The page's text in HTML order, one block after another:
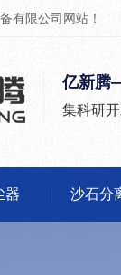
有限公司网站！
亿新腾
集科研
器 沙石分